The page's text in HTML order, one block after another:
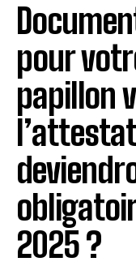
pour
papillon
2025 ?